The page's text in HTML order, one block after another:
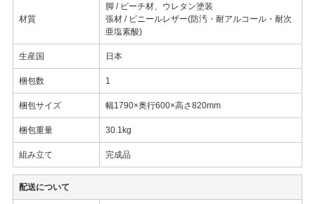
材質
脚 / ビーチ材、ウレタン塗装
張材 / ビニールレザー(防汚・耐アルコール・耐次
亜塩素酸)
生産国 日本
梱包数 1
梱包サイズ 幅1790×奥行600×高さ820mm
梱包重量 30.1kg
組み立て 完成品
配送について